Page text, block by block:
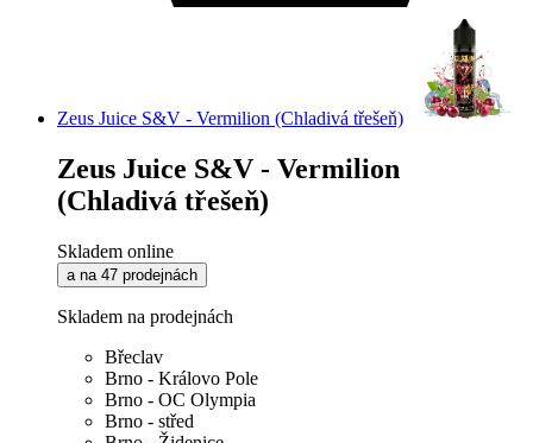
Zeus Juice S&V - Vermilion (Chladivá třešeň)
Zeus Juice S&V - Vermilion
(Chladivá třešeň)
Skladem online
a na 47 prodejnách
Skladem na prodejnách
Břeclav
Brno - Královo Pole
Brno - OC Olympia
Brno - střed